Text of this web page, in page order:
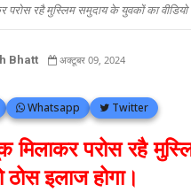
रहै मुस्लिम समुदाय के युवकों का वीडियो
Bhatt अक्टूबर 09, 2024
Whatsapp Twitter
मिलाकर परोस रहै
ठोस इलाज होगा।